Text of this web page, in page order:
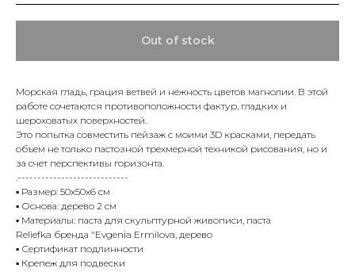
Out of stock
Морская гладь, грация ветвей и нежность цветов магнолии. В этой
работе сочетаются противоположности фактур, гладких и
шероховатых поверхностей.
Это попытка совместить пейзаж с моими 3D красками, передать
объем не только пастозной трехмерной техникой рисования, но и
за счет перспективы горизонта.
.----------------------------
▪️ Размер: 50х50х6 см
▪️ Основа: дерево 2 см
▪️ Материалы: паста для скульптурной живописи, паста
Reliefka бренда "Evgenia Ermilova, дерево
▪️ Сертификат подлинности
▪️ Крепеж для подвески